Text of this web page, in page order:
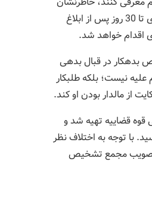
کرد: در این قانون تصویب شده است در صورتیکه از محکوم علیه مالی به دست نیامده و وی تا 30 روز پس از ابلاغ
اقدام خواهد شد.
ماده اگر شخص بدهکار در قبال بدهی
نیست؛ بلکه طلبکار
از مالدار بودن او کند.
قوه قضاییه تهیه شد و
شورای اسلامی رسید. با توجه به اختلاف نظر
و شورای نگهبان در مورد ماده 3 این قانون، در تاریخ 23/3/94 به تصویب مجمع تشخیص